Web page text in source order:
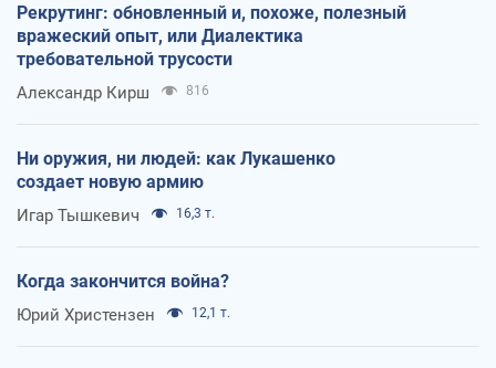
Рекрутинг: обновленный и, похоже, полезный
вражеский опыт, или Диалектика
требовательной трусости
Александр Кирш 816
Ни оружия, ни людей: как Лукашенко
создает новую армию
Игар Тышкевич 16,3 т.
Когда закончится война?
Юрий Христензен 12,1 т.